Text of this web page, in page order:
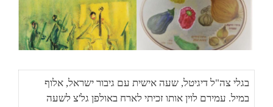
בגלי צה"ל דיגיטל, שעה אישית עם גיבור ישראל, אלוף
במיל. עמירם לוין אותו זכיתי לארח באולפן גל'צ לשעה